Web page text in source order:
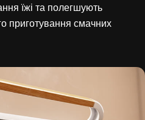
їжі та полегшують
приготування смачних